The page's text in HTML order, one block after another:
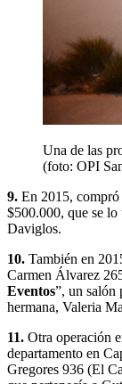
Una de las
(foto: OPI
9. En 2015,
$500.000, que se
Daviglos.
10. También en
Carmen Álvarez
Eventos”, un salón
hermana, Valeria
11. Otra operación
departamento en
Gregores 936 (El